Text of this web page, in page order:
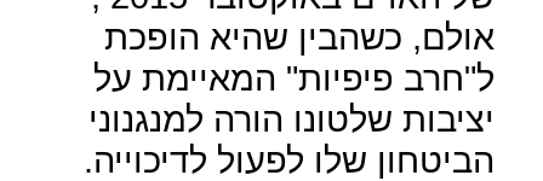
אולם, כשהבין שהיא הופכת
ל"חרב פיפיות" המאיימת על
יציבות שלטונו הורה למנגנוני
הביטחון שלו לפעול לדיכוייה.